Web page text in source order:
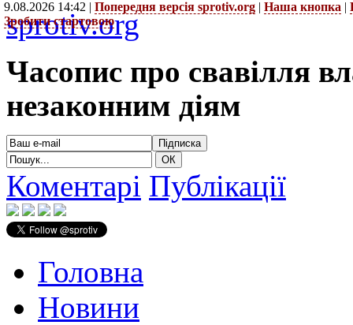
9.08.2026 14:42 | Попередня версія sprotiv.org | Наша кнопка |
Зробити стартовою
sprotiv.org
Часопис про свавілля
незаконним діям
Коментарі Публікації
Головна
Новини